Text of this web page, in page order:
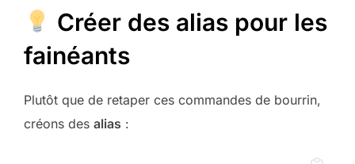
Créer des alias pour les
fainéants
Plutôt que de retaper ces commandes de bourrin,
créons des alias :